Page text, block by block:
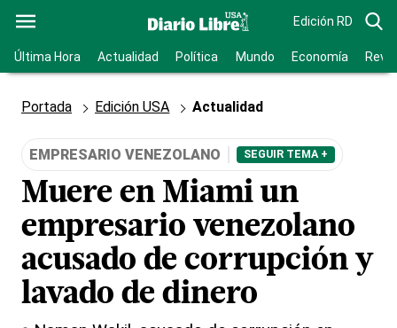
Edición RD
Última Hora Actualidad Política Mundo Economía
Portada Edición USA Actualidad
EMPRESARIO VENEZOLANO SEGUIR TEMA +
Muere en Miami un
empresario venezolano
acusado de corrupción y
lavado de dinero